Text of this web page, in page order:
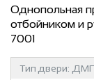
Однопольная
отбойником и
7001
Тип двери: